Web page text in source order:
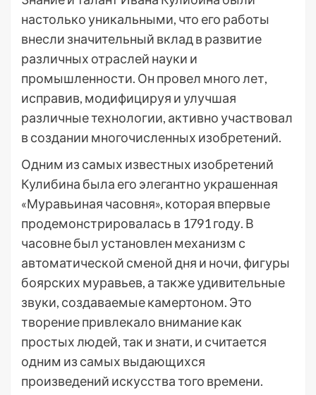
настолько уникальными, что его работы
внесли значительный вклад в развитие
различных отраслей науки и
промышленности. Он провел много лет,
исправив, модифицируя и улучшая
различные технологии, активно участвовал
в создании многочисленных изобретений.
Одним из самых известных изобретений
Кулибина была его элегантно украшенная
«Муравьиная часовня», которая впервые
продемонстрировалась в 1791 году. В
часовне был установлен механизм с
автоматической сменой дня и ночи, фигуры
боярских муравьев, а также удивительные
звуки, создаваемые камертоном. Это
творение привлекало внимание как
простых людей, так и знати, и считается
одним из самых выдающихся
произведений искусства того времени.